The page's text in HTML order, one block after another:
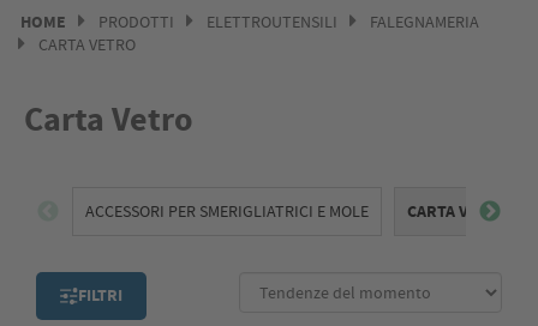
HOME PRODOTTI ELETTROUTENSILI
FALEGNAMERIA
CARTA VETRO
Carta Vetro
ACCESSORI PER SMERIGLIATRICI E MOLE CARTA VETRO
FILTRI